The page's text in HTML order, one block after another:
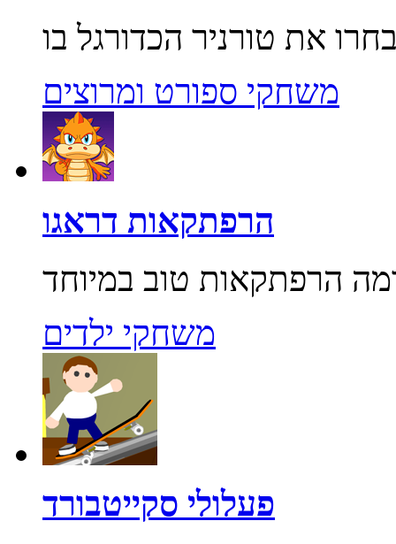
משחקי ספורט ומרוצים
הרפתקאות דראגו
משחקי ילדים
פעלולי סקייטבורד